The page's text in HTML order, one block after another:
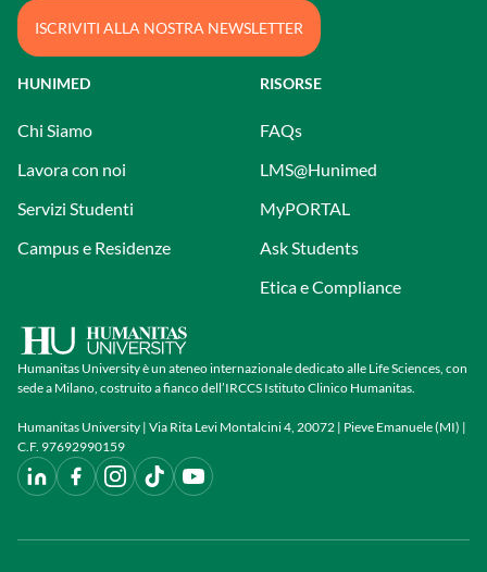
Humanitas University è un ateneo internazionale dedicato alle Life Sciences, con
sede a Milano, costruito a fianco dell’IRCCS Istituto Clinico Humanitas.
Humanitas University | Via Rita Levi Montalcini 4, 20072 | Pieve Emanuele (MI) |
C.F. 97692990159
HUNIMED
Chi Siamo
Lavora con noi
Servizi Studenti
Campus e Residenze
RISORSE
FAQs
LMS@Hunimed
MyPORTAL
Ask Students
Etica e Compliance
ISCRIVITI ALLA NOSTRA NEWSLETTER